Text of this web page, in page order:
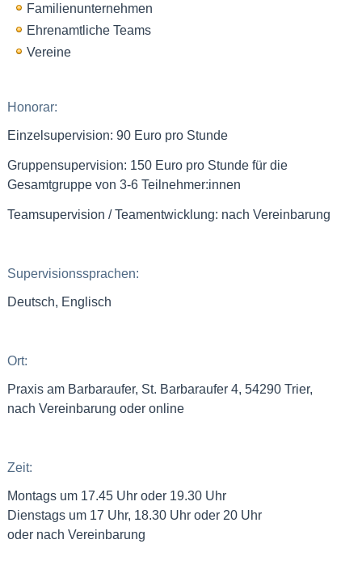
Familienunternehmen
Ehrenamtliche Teams
Vereine
Honorar:
Einzelsupervision: 90 Euro pro Stunde
Gruppensupervision: 150 Euro pro Stunde für die
Gesamtgruppe von 3-6 Teilnehmer:innen
Teamsupervision / Teamentwicklung: nach Vereinbarung
Supervisionssprachen:
Deutsch, Englisch
Ort:
Praxis am Barbaraufer, St. Barbaraufer 4, 54290 Trier,
nach Vereinbarung oder online
Zeit:
Montags um 17.45 Uhr oder 19.30 Uhr
Dienstags um 17 Uhr, 18.30 Uhr oder 20 Uhr
oder nach Vereinbarung